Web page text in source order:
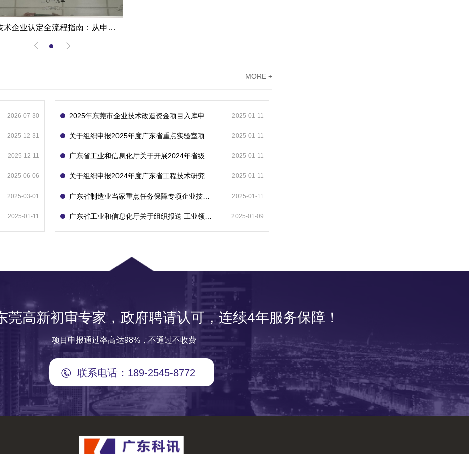
高新技术企业认定全流程指南：从申报到复审的成功经验分享
MORE +
2026-07-30
2025-12-31
2025-12-11
2025-06-06
2025-03-01
2025-01-11
2025-01-11
2025-01-11
2025-01-11
2025-01-11
2025-01-11
2025-01-09
莞高新初审专家，政府聘请认可，连续4年服务保障！
项目申报通过率高达98%，不通过不收费
联系电话：189-2545-8772